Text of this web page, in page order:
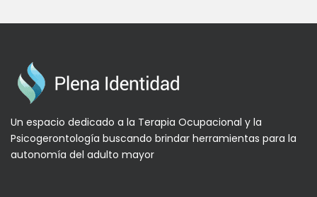
Un espacio dedicado a la Terapia Ocupacional y la
Psicogerontología buscando brindar herramientas para la
autonomía del adulto mayor